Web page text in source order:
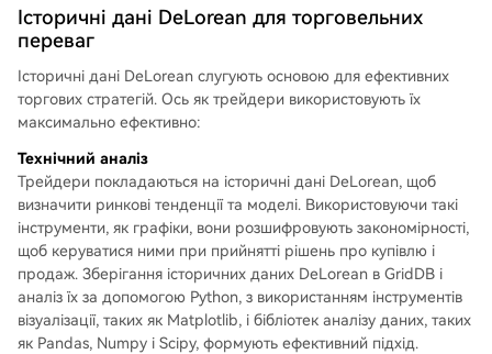
Історичні дані DeLorean для торговельних
переваг
Історичні дані DeLorean слугують основою для ефективних
торгових стратегій. Ось як трейдери використовують їх
максимально ефективно:
Технічний аналіз
Трейдери покладаються на історичні дані DeLorean, щоб
визначити ринкові тенденції та моделі. Використовуючи такі
інструменти, як графіки, вони розшифровують закономірності,
щоб керуватися ними при прийнятті рішень про купівлю і
продаж. Зберігання історичних даних DeLorean в GridDB і
аналіз їх за допомогою Python, з використанням інструментів
візуалізації, таких як Matplotlib, і бібліотек аналізу даних, таких
як Pandas, Numpy і Scipy, формують ефективний підхід.